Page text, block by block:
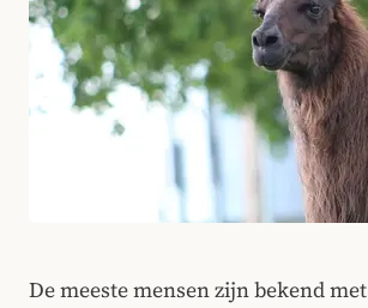
De meeste mensen zijn bekend met